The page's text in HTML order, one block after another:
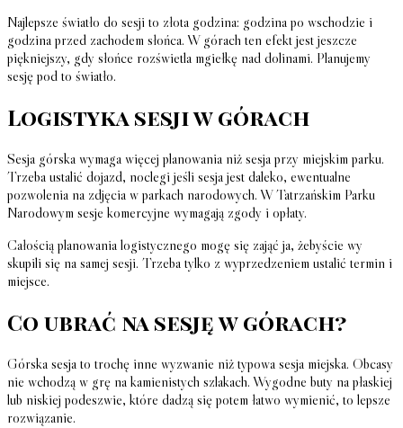
Najlepsze światło do sesji to złota godzina: godzina po wschodzie i
godzina przed zachodem słońca. W górach ten efekt jest jeszcze
piękniejszy, gdy słońce rozświetla mgiełkę nad dolinami. Planujemy
sesję pod to światło.
Logistyka sesji w górach
Sesja górska wymaga więcej planowania niż sesja przy miejskim parku.
Trzeba ustalić dojazd, noclegi jeśli sesja jest daleko, ewentualne
pozwolenia na zdjęcia w parkach narodowych. W Tatrzańskim Parku
Narodowym sesje komercyjne wymagają zgody i opłaty.
Całością planowania logistycznego mogę się zająć ja, żebyście wy
skupili się na samej sesji. Trzeba tylko z wyprzedzeniem ustalić termin i
miejsce.
Co ubrać na sesję w górach?
Górska sesja to trochę inne wyzwanie niż typowa sesja miejska. Obcasy
nie wchodzą w grę na kamienistych szlakach. Wygodne buty na płaskiej
lub niskiej podeszwie, które dadzą się potem łatwo wymienić, to lepsze
rozwiązanie.